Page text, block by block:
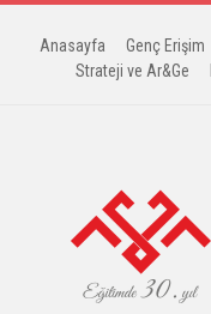
Anasayfa Genç Erişim
Strateji ve Ar&Ge